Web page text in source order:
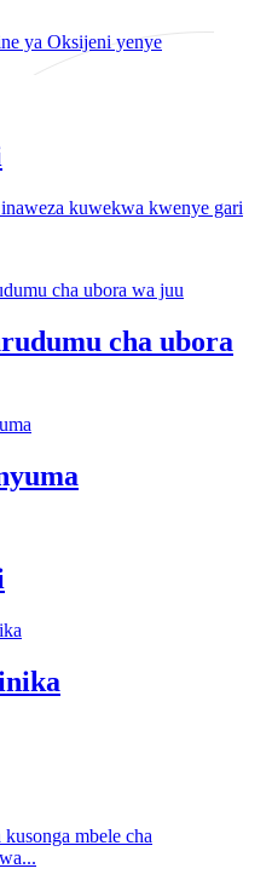
kuwekwa kwenye gari
cha ubora